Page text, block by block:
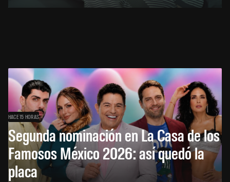
HACE 15 HORAS
Segunda nominación en La Casa de los
Famosos México 2026: así quedó la
placa